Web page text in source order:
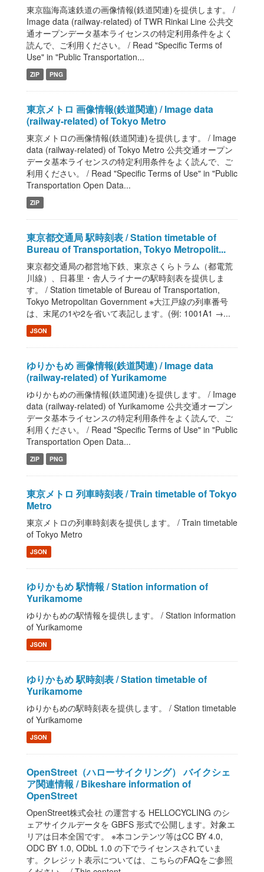
東京臨海高速鉄道の画像情報(鉄道関連)を提供します。 /
Image data (railway-related) of TWR Rinkai Line 公共交
通オープンデータ基本ライセンスの特定利用条件をよく
読んで、ご利用ください。 / Read "Specific Terms of
Use" in "Public Transportation...
ZIP PNG
東京メトロ 画像情報(鉄道関連) / Image data
(railway-related) of Tokyo Metro
東京メトロの画像情報(鉄道関連)を提供します。 / Image
data (railway-related) of Tokyo Metro 公共交通オープン
データ基本ライセンスの特定利用条件をよく読んで、ご
利用ください。 / Read "Specific Terms of Use" in "Public
Transportation Open Data...
ZIP
東京都交通局 駅時刻表 / Station timetable of
Bureau of Transportation, Tokyo Metropolit...
東京都交通局の都営地下鉄、東京さくらトラム（都電荒
川線）、日暮里・舎人ライナーの駅時刻表を提供しま
す。 / Station timetable of Bureau of Transportation,
Tokyo Metropolitan Government ※大江戸線の列車番号
は、末尾の1や2を省いて表記します。(例: 1001A1 →...
JSON
ゆりかもめ 画像情報(鉄道関連) / Image data
(railway-related) of Yurikamome
ゆりかもめの画像情報(鉄道関連)を提供します。 / Image
data (railway-related) of Yurikamome 公共交通オープン
データ基本ライセンスの特定利用条件をよく読んで、ご
利用ください。 / Read "Specific Terms of Use" in "Public
Transportation Open Data...
ZIP PNG
東京メトロ 列車時刻表 / Train timetable of Tokyo
Metro
東京メトロの列車時刻表を提供します。 / Train timetable
of Tokyo Metro
JSON
ゆりかもめ 駅情報 / Station information of
Yurikamome
ゆりかもめの駅情報を提供します。 / Station information
of Yurikamome
JSON
ゆりかもめ 駅時刻表 / Station timetable of
Yurikamome
ゆりかもめの駅時刻表を提供します。 / Station timetable
of Yurikamome
JSON
OpenStreet（ハローサイクリング） バイクシェ
ア関連情報 / Bikeshare information of
OpenStreet
OpenStreet株式会社 の運営する HELLOCYCLING のシ
ェアサイクルデータを GBFS 形式で公開します。対象エ
リアは日本全国です。 ※本コンテンツ等はCC BY 4.0,
ODC BY 1.0, ODbL 1.0 の下でライセンスされていま
す。クレジット表示については、こちらのFAQをご参照